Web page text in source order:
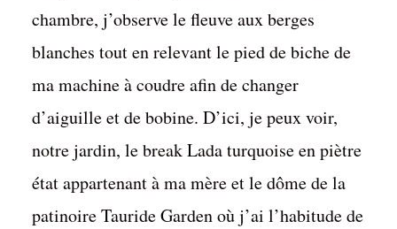
chambre, j’observe le fleuve aux berges
blanches tout en relevant le pied de biche de
ma machine à coudre afin de changer
d’aiguille et de bobine. D’ici, je peux voir,
notre jardin, le break Lada turquoise en piètre
état appartenant à ma mère et le dôme de la
patinoire Tauride Garden où j’ai l’habitude de